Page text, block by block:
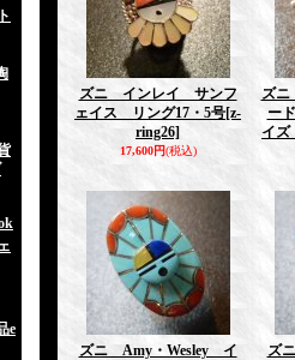
e
ズニ インレイ サンフ
ェイス リング17・5号[z-
ring26]
17,600円(税込)
ズ
ー
イ
ズニ Amy・Wesley イ
ズ